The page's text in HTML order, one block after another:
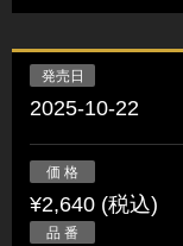
発売日
2025-10-22
価 格
¥2,640 (税込)
品 番